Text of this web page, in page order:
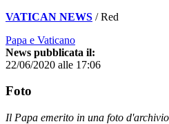
VATICAN NEWS / Red
Papa e Vaticano
News pubblicata il:
22/06/2020 alle 17:06
Foto
Il Papa emerito in una foto